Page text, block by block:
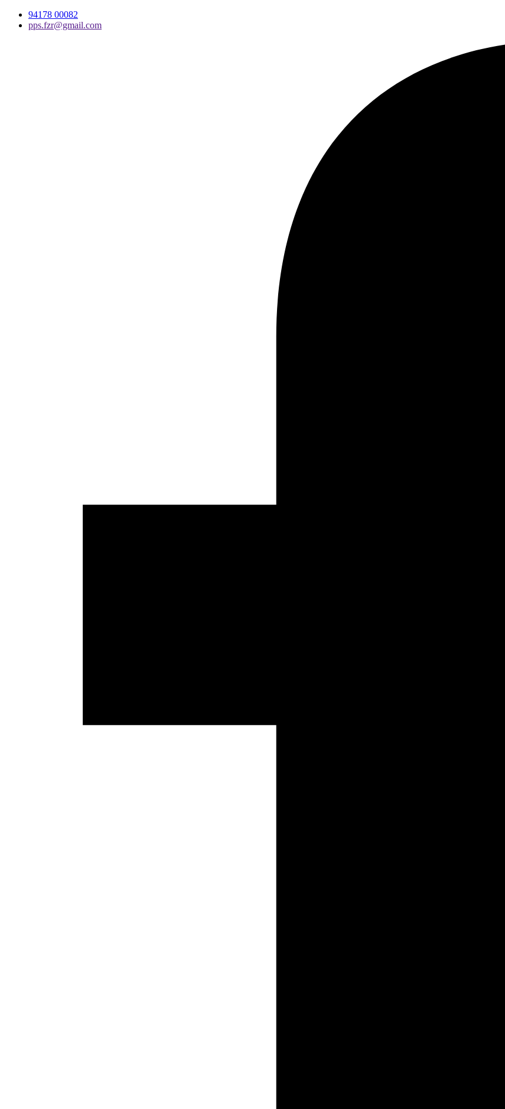
94178 00082
pps.fzr@gmail.com